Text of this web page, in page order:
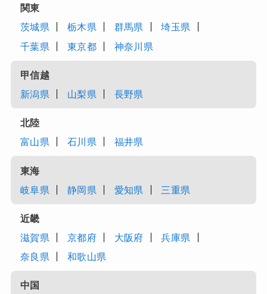
関東
茨城県
栃木県 群馬県
埼玉県
千葉県
東京都 神奈川県
甲信越
新潟県
山梨県 長野県
北陸
富山県
石川県 福井県
東海
岐阜県
静岡県 愛知県 三重県
近畿
滋賀県
京都府 大阪府
兵庫県
奈良県
和歌山県
中国